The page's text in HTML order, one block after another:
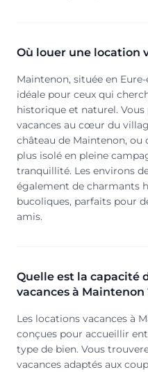
Où louer une location
Maintenon, située en
idéale pour ceux qui
historique et naturel.
vacances au cœur du
château de Maintenon,
plus isolé en pleine
tranquillité. Les environs
également de charmants
bucoliques, parfaits pour
amis.
Quelle est la capacité
vacances à Maintenon
Les locations vacances à
conçues pour accueillir
type de bien. Vous
vacances adaptés aux